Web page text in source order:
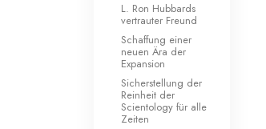
L. Ron Hubbards
vertrauter Freund
Schaffung einer
neuen Ära der
Expansion
Sicherstellung der
Reinheit der
Scientology für alle
Zeiten